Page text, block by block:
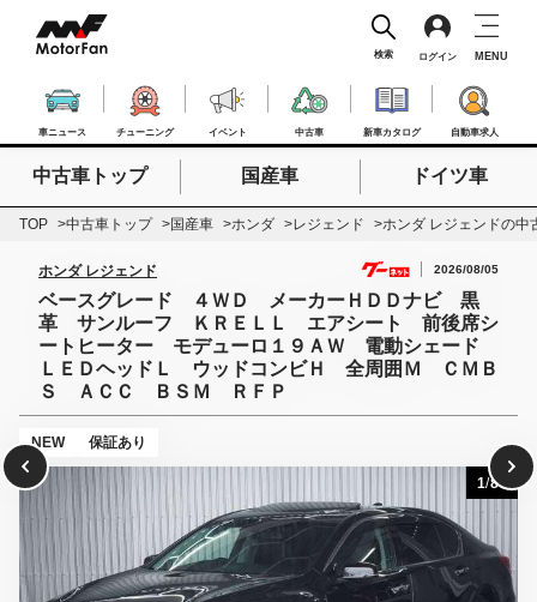
車ニュース チューニング イベント 中古車 新車カタログ 自動車求人
検索 ログイン MENU
検索したいキーワードを入力
検索
中古車トップ 国産車 ドイツ車
TOP 中古車トップ 国産車 ホンダ レジェンド ホンダ レジェンドの中
ホンダ レジェンド 2026/08/05
ベースグレード ４ＷＤ メーカーＨＤＤナビ 黒
革 サンルーフ ＫＲＥＬＬ エアシート 前後席シ
ートヒーター モデューロ１９ＡＷ 電動シェード
ＬＥＤヘッドＬ ウッドコンビＨ 全周囲Ｍ ＣＭＢ
Ｓ ＡＣＣ ＢＳＭ ＲＦＰ
NEW 保証あり
1/80